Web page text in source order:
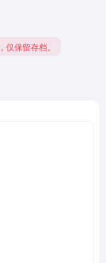
保留存档。